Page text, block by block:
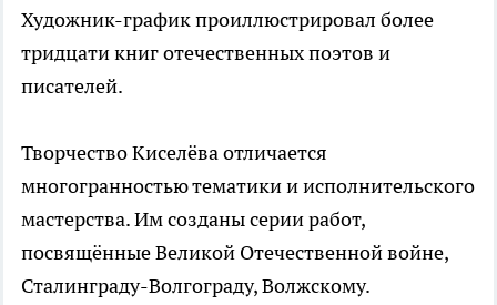
Художник-график проиллюстрировал более
тридцати книг отечественных поэтов и
писателей.
Творчество Киселёва отличается
многогранностью тематики и исполнительского
мастерства. Им созданы серии работ,
посвящённые Великой Отечественной войне,
Сталинграду-Волгограду, Волжскому.